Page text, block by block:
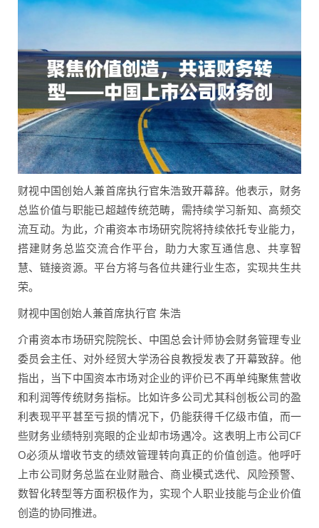
财视中国创始人兼首席执行官朱浩致开幕辞。他表示，财务
总监价值与职能已超越传统范畴，需持续学习新知、高频交
流互动。为此，介甫资本市场研究院将持续依托专业能力，
搭建财务总监交流合作平台，助力大家互通信息、共享智
慧、链接资源。平台方将与各位共建行业生态，实现共生共
荣。
财视中国创始人兼首席执行官 朱浩
介甫资本市场研究院院长、中国总会计师协会财务管理专业
委员会主任、对外经贸大学汤谷良教授发表了开幕致辞。他
指出，当下中国资本市场对企业的评价已不再单纯聚焦营收
和利润等传统财务指标。比如许多公司尤其科创板公司的盈
利表现平平甚至亏损的情况下，仍能获得千亿级市值，而一
些财务业绩特别亮眼的企业却市场遇冷。这表明上市公司CF
O必须从增收节支的绩效管理转向真正的价值创造。他呼吁
上市公司财务总监在业财融合、商业模式迭代、风险预警、
数智化转型等方面积极作为，实现个人职业技能与企业价值
创造的协同推进。